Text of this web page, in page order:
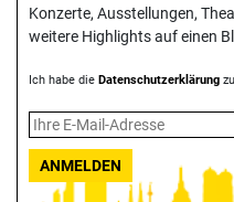
Konzerte, Ausstellungen,
weitere Highlights auf einen
Ich habe die Datenschutzerklärung
ANMELDEN